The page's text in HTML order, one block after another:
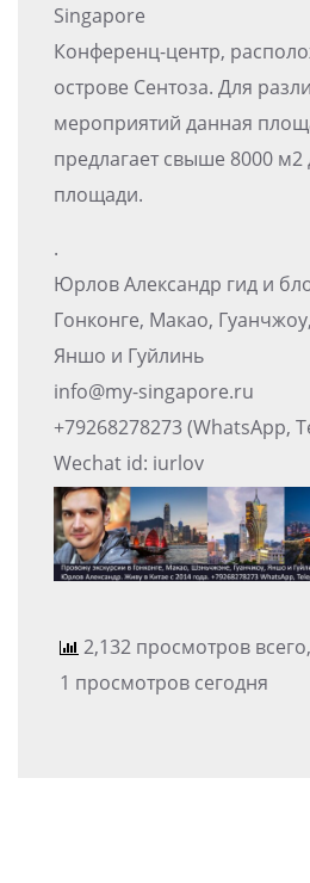
Singapore
Конференц-центр,
острове Сентоза. Для
мероприятий данная
предлагает свыше 8000 м2
площади.
.
Юрлов Александр гид и
Гонконге, Макао,
Яншо и Гуйлинь
info@my-singapore.ru
+79268278273 (WhatsApp,
Wechat id: iurlov
2,132 просмотров всего,
1 просмотров сегодня